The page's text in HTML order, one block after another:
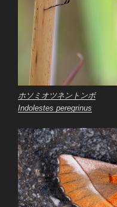
ホソミオツネントンボ
Indolestes peregrinus